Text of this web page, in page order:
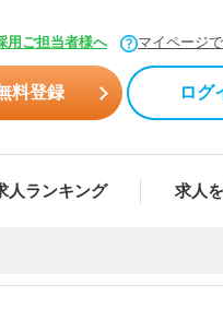
用ご担当者様へ マイページ
料登録 ログ
人ランキング 求人